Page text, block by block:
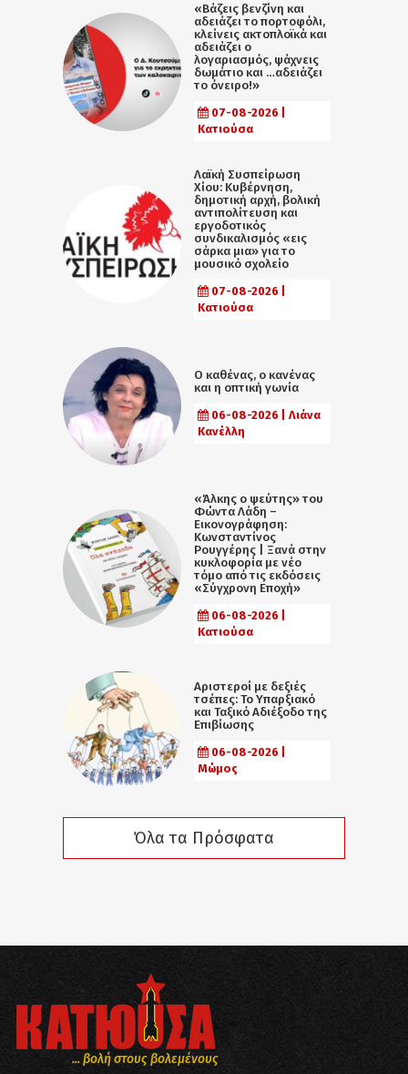
«Βάζεις βενζίνη και
αδειάζει το πορτοφόλι,
κλείνεις ακτοπλοϊκά και
αδειάζει ο
λογαριασμός, ψάχνεις
δωμάτιο και …αδειάζει
το όνειρο!»
07-08-2026 |
Κατιούσα
Λαϊκή Συσπείρωση
Χίου: Κυβέρνηση,
δημοτική αρχή, βολική
αντιπολίτευση και
εργοδοτικός
συνδικαλισμός «εις
σάρκα μια» για το
μουσικό σχολείο
07-08-2026 |
Κατιούσα
Ο καθένας, ο κανένας
και η οπτική γωνία
06-08-2026 | Λιάνα
Κανέλλη
«Άλκης ο ψεύτης» του
Φώντα Λάδη –
Εικονογράφηση:
Κωνσταντίνος
Ρουγγέρης | Ξανά στην
κυκλοφορία με νέο
τόμο από τις εκδόσεις
«Σύγχρονη Εποχή»
06-08-2026 |
Κατιούσα
Αριστεροί με δεξιές
τσέπες: Το Υπαρξιακό
και Ταξικό Αδιέξοδο της
Επιβίωσης
06-08-2026 |
Μώμος
Όλα τα Πρόσφατα
... βολή στους βολεμένους